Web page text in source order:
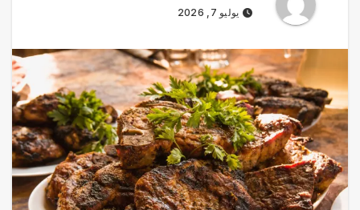
يوليو 7, 2026